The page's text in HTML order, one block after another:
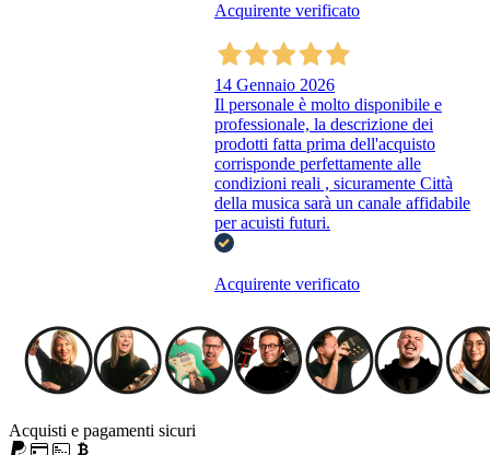
Acquirente verificato
14 Gennaio 2026
Il personale è molto disponibile e
professionale, la descrizione dei
prodotti fatta prima dell'acquisto
corrisponde perfettamente alle
condizioni reali , sicuramente Città
della musica sarà un canale affidabile
per acuisti futuri.
Acquirente verificato
Acquisti e pagamenti sicuri